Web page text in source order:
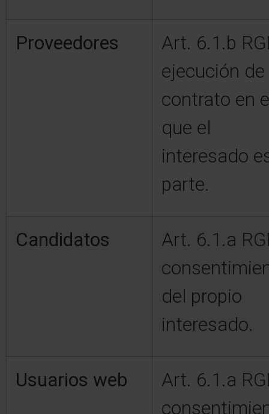
Proveedores
Art. 6.1.b
ejecución
contrato en
que el
interesado
parte.
Candidatos
Art. 6.1.a
del propio
interesado.
Usuarios web
Art. 6.1.a